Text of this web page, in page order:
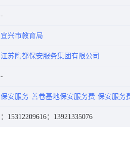
宜兴市教育局
江苏陶都保安服务集团有限公司
保安服务 善卷基地保安服务费 保安服务
：15312209616：13921335076